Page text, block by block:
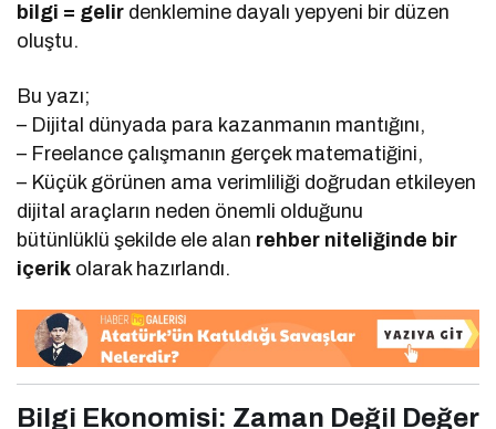
bilgi = gelir denklemine dayalı yepyeni bir düzen
oluştu.
Bu yazı;
– Dijital dünyada para kazanmanın mantığını,
– Freelance çalışmanın gerçek matematiğini,
– Küçük görünen ama verimliliği doğrudan etkileyen
dijital araçların neden önemli olduğunu
bütünlüklü şekilde ele alan rehber niteliğinde bir
içerik olarak hazırlandı.
Bilgi Ekonomisi: Zaman Değil Değer